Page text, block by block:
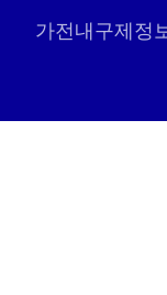
가전내구제정